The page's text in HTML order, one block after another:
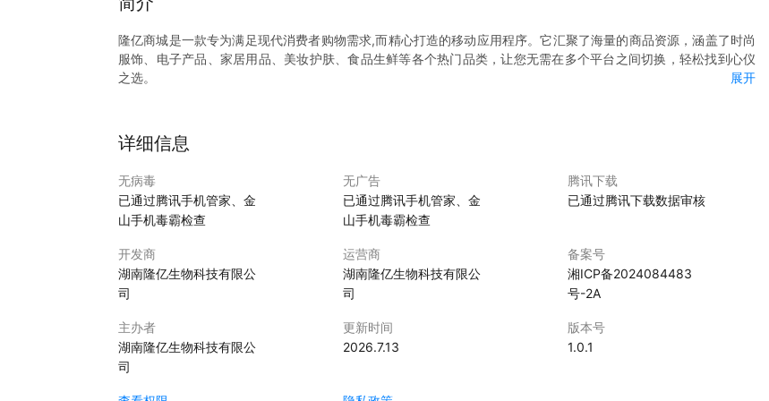
隆亿商城是一款专为满足现代消费者购物需求,而精心打造的移动应用程序。它汇聚了海量的商品资源，涵盖了时尚
服饰、电子产品、家居用品、美妆护肤、食品生鲜等各个热门品类，让您无需在多个平台之间切换，轻松找到心仪
之选。
简洁界面设计：我们拥有简洁直观的界面，无论是新手还是资深购物达人都能迅速上手。精心设计的分类导航和搜
索功能，确保您能在最短的时间内精准定位所需商品。
快速下单流程：告别繁琐的购物步骤，只需轻点几下屏幕，即可完成商品选购、下单和支付，节省您宝贵的时间。
同时，支持多种安全支付方式，保障您的交易安全。
个性化推荐服务
优质的商品与服务保障
严格选品标准：我们与众多知名品牌和优质供应商建立了长期稳定的合作关系。每一件上架商品都经过严格的质量
检测，确保您购买到的都是货真价实、品质优良的产品。
贴心售后无忧：如果您对购买的商品有任何疑问或不满意，我们专业的客服团队随时为您提供帮助。让您没有后顾
之忧，放心购物。
优惠活动与福利不断
丰富促销活动：隆亿商城 定期推出各种优惠活动，如限时折扣、满减优惠、赠品活动、秒杀活动等。还有独家的会
展开
详细信息
无病毒
已通过腾讯手机管家、金
山手机毒霸检查
无广告
已通过腾讯手机管家、金
山手机毒霸检查
腾讯下载
已通过腾讯下载数据审核
开发商
湖南隆亿生物科技有限公
司
运营商
湖南隆亿生物科技有限公
司
备案号
湘ICP备2024084483
号-2A
主办者
湖南隆亿生物科技有限公
司
更新时间
2026.7.13
版本号
1.0.1